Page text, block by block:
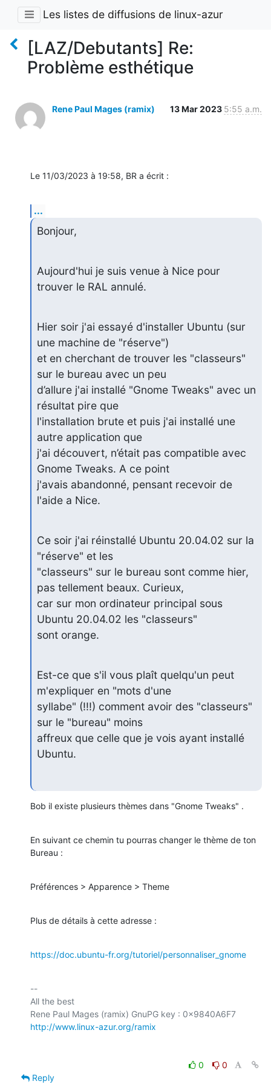
Les listes de diffusions de linux-azur
[LAZ/Debutants] Re:
Problème esthétique
Rene Paul Mages (ramix) 13 Mar 2023 5:55 a.m.
Le 11/03/2023 à 19:58, BR a écrit :
...
Bonjour,
Aujourd'hui je suis venue à Nice pour
trouver le RAL annulé.
Hier soir j'ai essayé d'installer Ubuntu (sur
une machine de "réserve")
et en cherchant de trouver les "classeurs"
sur le bureau avec un peu
d’allure j'ai installé "Gnome Tweaks" avec un
résultat pire que
l'installation brute et puis j'ai installé une
autre application que
j'ai découvert, n’était pas compatible avec
Gnome Tweaks. A ce point
j'avais abandonné, pensant recevoir de
l'aide a Nice.
Ce soir j'ai réinstallé Ubuntu 20.04.02 sur la
"réserve" et les
"classeurs" sur le bureau sont comme hier,
pas tellement beaux. Curieux,
car sur mon ordinateur principal sous
Ubuntu 20.04.02 les "classeurs"
sont orange.
Est-ce que s'il vous plaît quelqu'un peut
m'expliquer en "mots d'une
syllabe" (!!!) comment avoir des "classeurs"
sur le "bureau" moins
affreux que celle que je vois ayant installé
Ubuntu.
Bob il existe plusieurs thèmes dans "Gnome Tweaks" .
En suivant ce chemin tu pourras changer le thème de ton
Bureau :
Préférences > Apparence > Theme
Plus de détails à cette adresse :
https://doc.ubuntu-fr.org/tutoriel/personnaliser_gnome
--
All the best
http://www.linux-azur.org/ramix
0
0
Reply